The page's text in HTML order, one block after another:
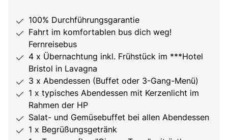
100% Durchführungsgarantie
Fahrt im komfortablen bus dich weg!
Fernreisebus
4 x Übernachtung inkl. Frühstück im ***Hotel
Bristol in Lavagna
3 x Abendessen (Buffet oder 3-Gang-Menü)
1 x typisches Abendessen mit Kerzenlicht im
Rahmen der HP
Salat- und Gemüsebuffet bei allen Abendessen
1 x Begrüßungsgetränk